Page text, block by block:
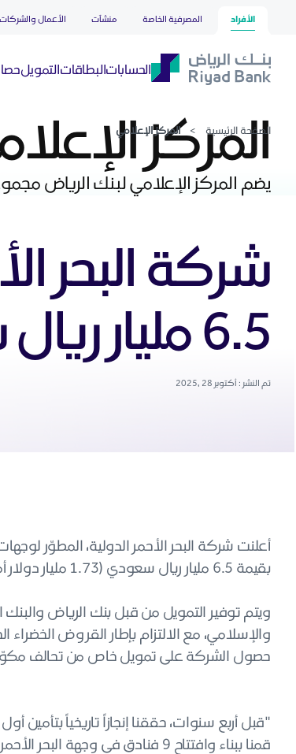
تخطي إلى المحتوى الرئيسي
المركز الإعلامي
الأفراد المصرفية الخاصة منشآت الأعمال والشركات
الحساباتالبطاقاتالتمويل
الصفحة الرئيسية > المركز الإعلامي
المركز
يضم المركز الإعلامي لبنك الرياض
شركة البحر
6.5 مليار ريال سعودي لشركة أمالا
تم النشر : أكتوبر 28 ,2025
أعلنت شركة البحر الأحمر الدولية، المطوّر
بقيمة 6.5 مليار ريال سعودي (1.73 مليار دولار أمريكي) مخصص لتطوير مشروع أمالا.
ويتم توفير التمويل من قبل بنك الرياض والبنك
والإسلامي، مع الالتزام بإطار القروض
حصول الشركة على تمويل خاص من تحالف مكوّن من
"قبل أربع سنوات، حققنا إنجازاً تاريخياً بتأمين
قمنا ببناء وافتتاح 9 فنادق في